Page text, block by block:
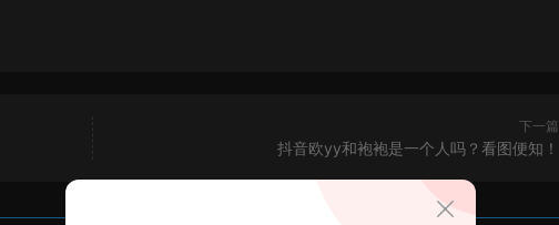
下一篇
抖音欧yy和袍袍是一个人吗？看图便知！